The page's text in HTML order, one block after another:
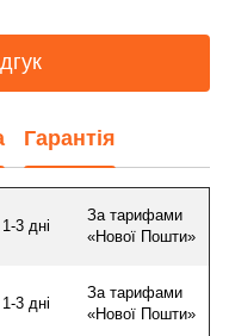
Гарантія
1-3 дні
За тарифами
«Нової Пошти»
1-3 дні
За тарифами
«Нової Пошти»